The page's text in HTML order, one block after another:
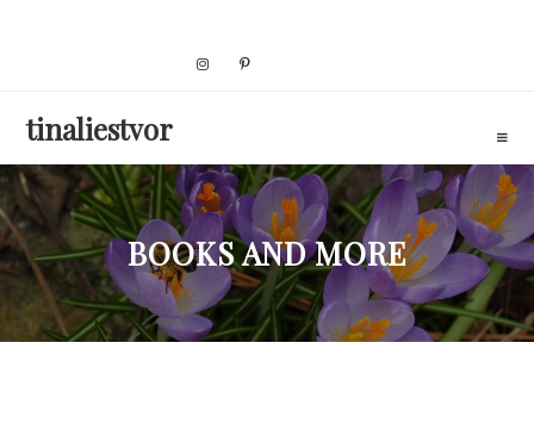
tinaliestvor
BOOKS AND MORE